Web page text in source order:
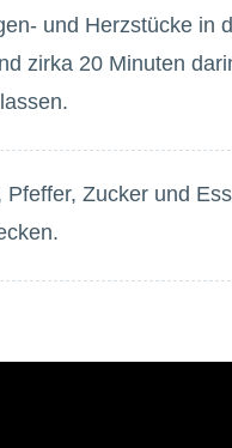
und Herzstücke in
zirka 20 Minuten
Pfeffer, Zucker und